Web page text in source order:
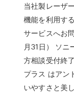
当社製レーザ
機能を利用す
サービスへお
月31日） ソニ
方相談受付終
プラス はアン
いやすさと美